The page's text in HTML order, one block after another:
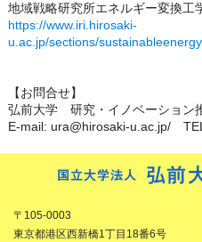
地域戦略研究所エネルギー変換工
https://www.iri.hirosaki-
u.ac.jp/sections/
【お問合せ】
弘前大学 研究・イノベーション
E-mail: ura@hirosaki-u.ac.jp/
〒105-0003
東京都港区西新橋1丁目18番6号